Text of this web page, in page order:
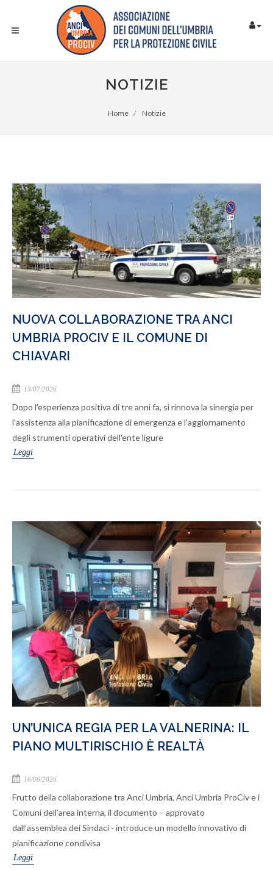
NOTIZIE
Home Notizie
NUOVA COLLABORAZIONE TRA ANCI
UMBRIA PROCIV E IL COMUNE DI
CHIAVARI
13/07/2026
Dopo l'esperienza positiva di tre anni fa, si rinnova la sinergia per
l'assistenza alla pianificazione di emergenza e l'aggiornamento
degli strumenti operativi dell'ente ligure
Leggi
UN’UNICA REGIA PER LA VALNERINA: IL
PIANO MULTIRISCHIO È REALTÀ
16/06/2026
Frutto della collaborazione tra Anci Umbria, Anci Umbria ProCiv e i
Comuni dell’area interna, il documento – approvato
dall’assemblea dei Sindaci - introduce un modello innovativo di
pianificazione condivisa
Leggi